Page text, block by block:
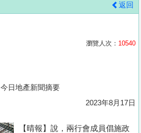
返回
瀏覽人次： 10540
今日地產新聞摘要
2023年8月17日
【晴報】說，兩行會成員倡施政